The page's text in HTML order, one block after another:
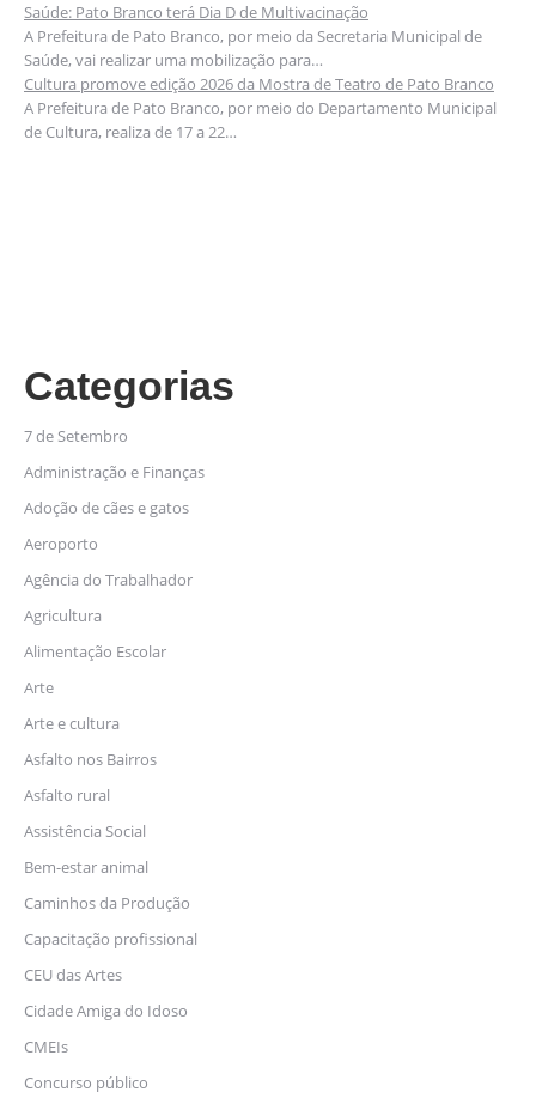
Saúde: Pato Branco terá Dia D de Multivacinação
A Prefeitura de Pato Branco, por meio da Secretaria Municipal de
Saúde, vai realizar uma mobilização para…
Cultura promove edição 2026 da Mostra de Teatro de Pato Branco
A Prefeitura de Pato Branco, por meio do Departamento Municipal
de Cultura, realiza de 17 a 22…
Categorias
7 de Setembro
Administração e Finanças
Adoção de cães e gatos
Aeroporto
Agência do Trabalhador
Agricultura
Alimentação Escolar
Arte
Arte e cultura
Asfalto nos Bairros
Asfalto rural
Assistência Social
Bem-estar animal
Caminhos da Produção
Capacitação profissional
CEU das Artes
Cidade Amiga do Idoso
CMEIs
Concurso público